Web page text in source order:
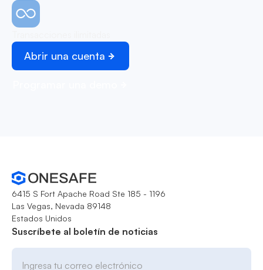
Abrir una cuenta
6415 S Fort Apache Road Ste 185 - 1196
Las Vegas, Nevada 89148
Estados Unidos
Suscríbete al boletín de noticias